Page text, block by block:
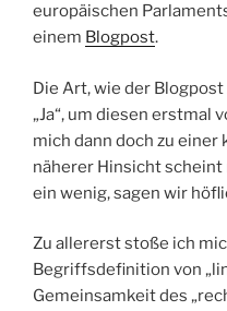
europäischen
einem Blogpost.
Die Art, wie der
„Ja“, um diesen erstmal
mich dann doch zu einer
näherer Hinsicht
ein wenig, sagen wir
Zu allererst stoße ich
Begriffsdefinition von
Gemeinsamkeit des